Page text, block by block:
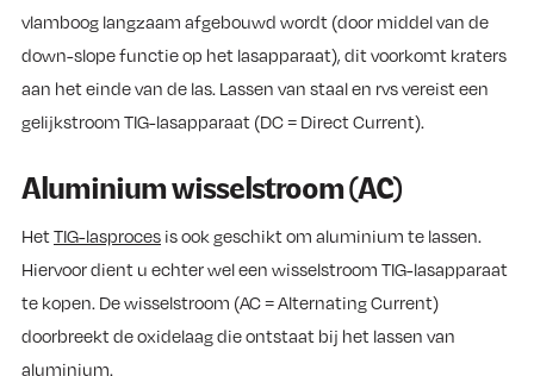
vlamboog langzaam afgebouwd wordt (door middel van de
down-slope functie op het lasapparaat), dit voorkomt kraters
aan het einde van de las. Lassen van staal en rvs vereist een
gelijkstroom TIG-lasapparaat (DC = Direct Current).
Aluminium wisselstroom (AC)
HetTIG-lasproces is ook geschikt om aluminium te lassen.
Hiervoor dient u echter wel een wisselstroom TIG-lasapparaat
te kopen. De wisselstroom (AC = Alternating Current)
doorbreekt de oxidelaag die ontstaat bij het lassen van
aluminium.